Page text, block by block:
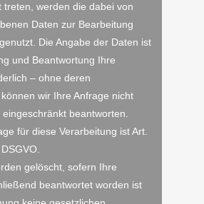
treten, werden die dabei von
Daten zur Bearbeitung
Die Angabe der Daten ist
und Beantwortung Ihre
– ohne deren
wir Ihre Anfrage nicht
beantworten.
für diese Verarbeitung ist Art.
gelöscht, sofern Ihre
beantwortet worden ist